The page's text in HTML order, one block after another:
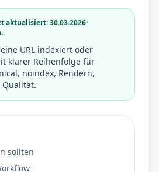
aktualisiert: 30.03.2026•
URL indexiert oder
klarer Reihenfolge für
noindex, Rendern,
sollten